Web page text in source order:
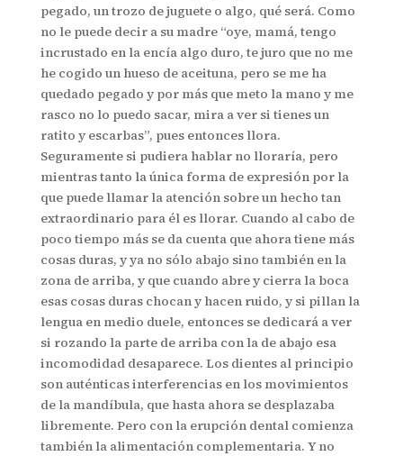
pegado, un trozo de juguete o algo, qué será. Como
no le puede decir a su madre “oye, mamá, tengo
incrustado en la encía algo duro, te juro que no me
he cogido un hueso de aceituna, pero se me ha
quedado pegado y por más que meto la mano y me
rasco no lo puedo sacar, mira a ver si tienes un
ratito y escarbas”, pues entonces llora.
Seguramente si pudiera hablar no lloraría, pero
mientras tanto la única forma de expresión por la
que puede llamar la atención sobre un hecho tan
extraordinario para él es llorar. Cuando al cabo de
poco tiempo más se da cuenta que ahora tiene más
cosas duras, y ya no sólo abajo sino también en la
zona de arriba, y que cuando abre y cierra la boca
esas cosas duras chocan y hacen ruido, y si pillan la
lengua en medio duele, entonces se dedicará a ver
si rozando la parte de arriba con la de abajo esa
incomodidad desaparece. Los dientes al principio
son auténticas interferencias en los movimientos
de la mandíbula, que hasta ahora se desplazaba
libremente. Pero con la erupción dental comienza
también la alimentación complementaria. Y no